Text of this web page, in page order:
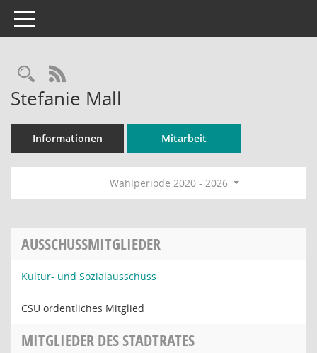
Toggle navigation
Rechercheauswahl
RSS-Feed
Stefanie Mall
Informationen Mitarbeit
Wahlperiode 2020 - 2026
AUSSCHUSSMITGLIEDER
Kultur- und Sozialausschuss
CSU ordentliches Mitglied
MITGLIEDER DES STADTRATES